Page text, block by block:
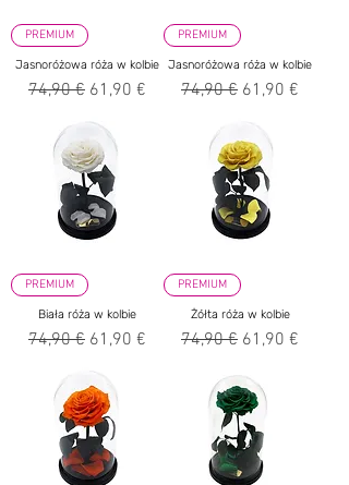
PREMIUM
Jasnoróżowa róża w kolbie
Regularna cena
74,90 € Cena rabatowa
61,90 €
PREMIUM
Jasnoróżowa róża w kolbie
Regularna cena
74,90 € Cena rabatowa
61,90 €
PREMIUM
Biała róża w kolbie
Regularna cena
74,90 € Cena rabatowa
61,90 €
PREMIUM
Żółta róża w kolbie
Regularna cena
74,90 € Cena rabatowa
61,90 €